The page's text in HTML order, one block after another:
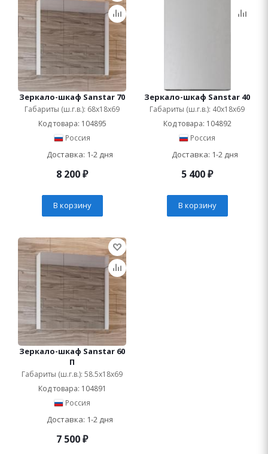
Зеркало-шкаф Sanstar 70
Габариты (ш.г.в.): 68x18x69
Код товара: 104895
Россия
Доставка: 1-2 дня
8 200₽
В корзину
Зеркало-шкаф Sanstar 40
Габариты (ш.г.в.): 40x18x69
Код товара: 104892
Россия
Доставка: 1-2 дня
5 400₽
В корзину
Зеркало-шкаф Sanstar 60
П
Габариты (ш.г.в.): 58.5x18x69
Код товара: 104891
Россия
Доставка: 1-2 дня
7 500₽